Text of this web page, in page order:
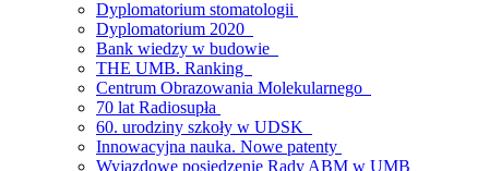
Dyplomatorium stomatologii
Dyplomatorium 2020
Bank wiedzy w budowie
THE UMB. Ranking
Centrum Obrazowania Molekularnego
70 lat Radiosupła
60. urodziny szkoły w UDSK
Innowacyjna nauka. Nowe patenty
Wyjazdowe posiedzenie Rady ABM w UMB